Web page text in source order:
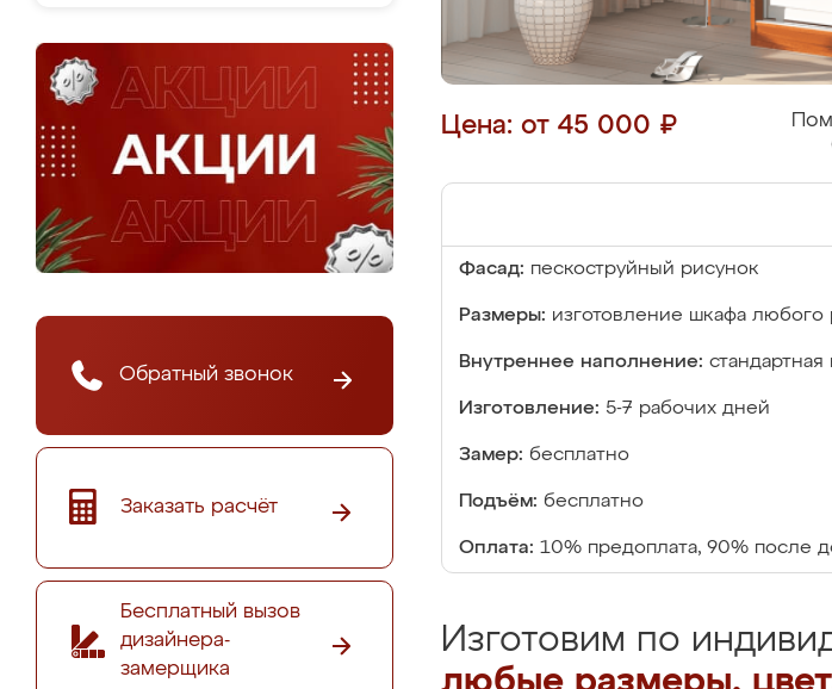
Обратный звонок
Заказать расчёт
Бесплатный вызов
дизайнера-
замерщика
Цена: от 45 000 ₽
Фасад: пескоструйный рисунок
Размеры: изготовление шкафа любого
Внутреннее наполнение:
Изготовление: 5-7 рабочих дней
Замер: бесплатно
Подъём: бесплатно
Оплата: 10% предоплата, 90% после
Изготовим по